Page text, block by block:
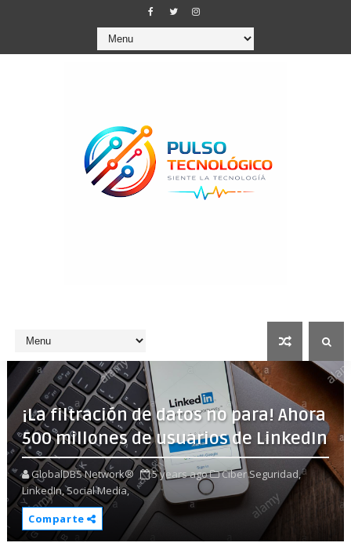
¡La filtración de datos no para! Ahora
500 millones de usuarios de LinkedIn
GlobalDBS Network® 5 years ago
Ciber Seguridad,
LinkedIn,Social Media,
Comparte